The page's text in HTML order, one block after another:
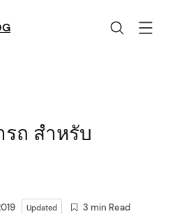
ถ สำหรับ
Updated 3 min Read